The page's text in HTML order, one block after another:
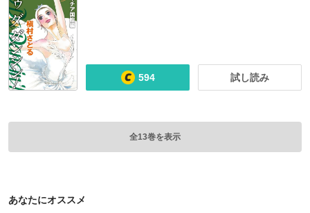
594 試し読み
全13巻を表示
あなたにオススメ